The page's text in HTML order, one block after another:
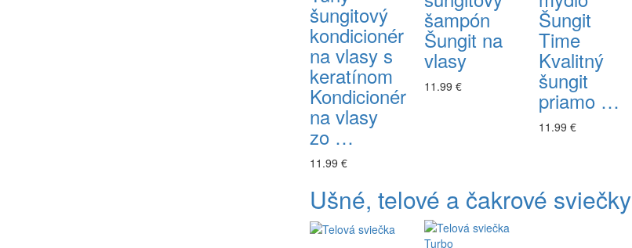
šungitový
kondicionér
na vlasy s
keratínom
Kondicionér
na vlasy
zo …
11.99 €
šampón
Šungit na
vlasy
11.99 €
Šungit
Time
Kvalitný
šungit
priamo …
11.99 €
Ušné, telové a čakrové sviečky